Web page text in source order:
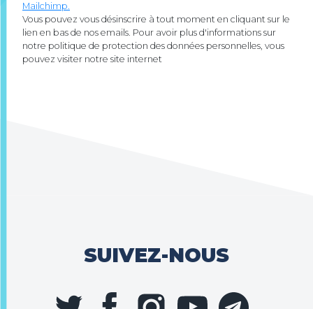
Mailchimp.
Vous pouvez vous désinscrire à tout moment en cliquant sur le
lien en bas de nos emails. Pour avoir plus d'informations sur
notre politique de protection des données personnelles, vous
pouvez visiter notre site internet
SUIVEZ-NOUS